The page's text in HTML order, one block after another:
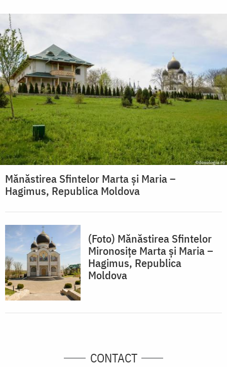
Mănăstirea Sfintelor Marta și Maria –
Hagimus, Republica Moldova
(Foto) Mănăstirea Sfintelor
Mironosițe Marta și Maria –
Hagimus, Republica
Moldova
CONTACT